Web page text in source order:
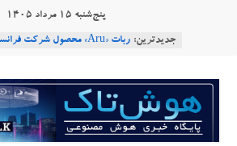
پنج‌شنبه ۱۵ مرداد ۱۴۰۵
جدیدترین:
طبیعی فارسی
Robotics
ربات T‑800
Consensus.app
هوش مصنوعی با تنش‌های
هوشتاک